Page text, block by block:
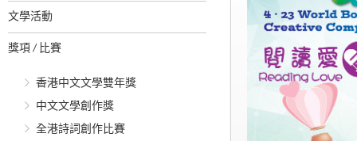
文學活動
獎項 / 比賽
香港中文文學雙年獎
中文文學創作獎
全港詩詞創作比賽